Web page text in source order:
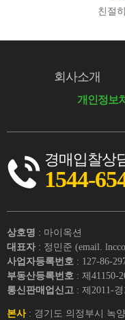
친절
회사소개
개인정보
경매입찰상
1544-
상호명 : 마이옥션
대표자 : 정민준 (email.
사업자등록번호 : 127-86-
부동산등록번호 : 제41150-
통신판매업신고 : 제2011-
본사: 경기도 의정부시 녹